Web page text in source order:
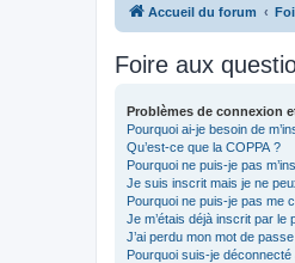
Accueil du forum
Foire aux
Problèmes de connexion
Pourquoi ai-je besoin de
Qu’est-ce que la COPPA ?
Pourquoi ne puis-je pas
Je suis inscrit mais je ne
Pourquoi ne puis-je pas me
Je m’étais déjà inscrit par
J’ai perdu mon mot de passe
Pourquoi suis-je